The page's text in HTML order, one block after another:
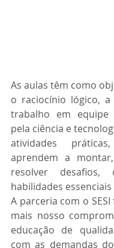
As aulas têm como
o raciocínio lógico,
trabalho em
pela ciência e
atividades
aprendem a
resolver desafios,
habilidades
A parceria com o
mais nosso
educação de
com as demandas